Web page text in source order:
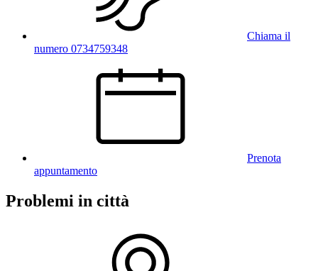
Chiama il
numero 0734759348
Prenota
appuntamento
Problemi in città